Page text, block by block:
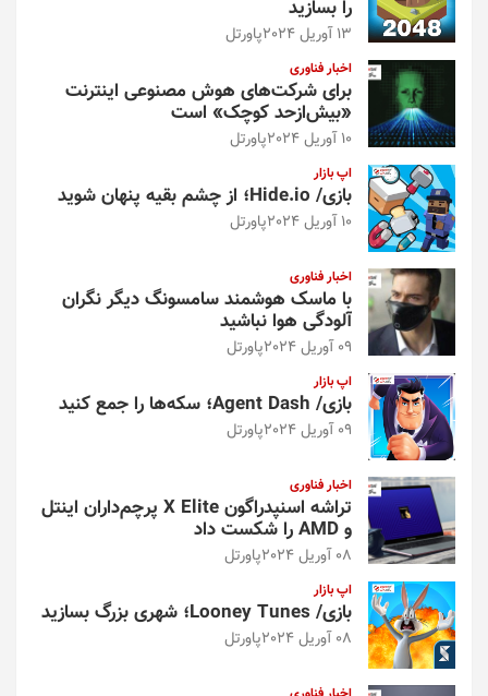
را بسازید
13 آوریل 2024 پاورتل
اخبار فناوری
برای شرکت‌های هوش مصنوعی اینترنت
«بیش‌از‌حد کوچک» است
10 آوریل 2024 پاورتل
اپ بازار
بازی/ Hide.io؛ از چشم بقیه پنهان شوید
10 آوریل 2024 پاورتل
اخبار فناوری
با ماسک هوشمند سامسونگ دیگر نگران
آلودگی هوا نباشید
09 آوریل 2024 پاورتل
اپ بازار
بازی/ Agent Dash؛ سکه‌ها را جمع کنید
09 آوریل 2024 پاورتل
اخبار فناوری
تراشه اسنپدراگون X Elite پرچم‌داران اینتل
و AMD را شکست داد
08 آوریل 2024 پاورتل
اپ بازار
بازی/ Looney Tunes؛ شهری بزرگ بسازید
08 آوریل 2024 پاورتل